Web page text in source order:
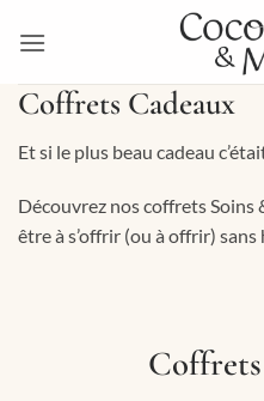
Coffrets Cadeaux
Et si le plus beau cadeau
Découvrez nos coffrets Soins
être à s’offrir (ou à offrir) sans